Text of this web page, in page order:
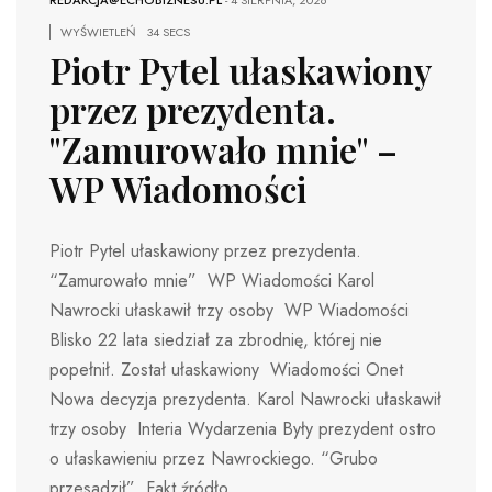
WYŚWIETLEŃ
34 SECS
Piotr Pytel ułaskawiony
przez prezydenta.
"Zamurowało mnie" –
WP Wiadomości
Piotr Pytel ułaskawiony przez prezydenta.
“Zamurowało mnie” WP Wiadomości Karol
Nawrocki ułaskawił trzy osoby WP Wiadomości
Blisko 22 lata siedział za zbrodnię, której nie
popełnił. Został ułaskawiony Wiadomości Onet
Nowa decyzja prezydenta. Karol Nawrocki ułaskawił
trzy osoby Interia Wydarzenia Były prezydent ostro
o ułaskawieniu przez Nawrockiego. “Grubo